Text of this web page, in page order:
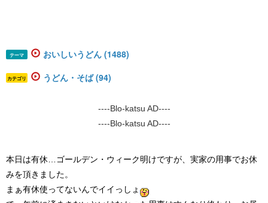
テーマ おいしいうどん (1488)
カテゴリ うどん・そば (94)
----Blo-katsu AD----
----Blo-katsu AD----
本日は有休…ゴールデン・ウィーク明けですが、実家の用事でお休
みを頂きました。
まぁ有休使ってないんでイイっしょ